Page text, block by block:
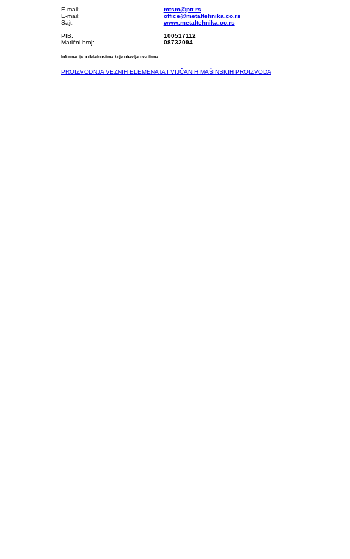
E-mail:
mtsm@ptt.rs
E-mail:
office@metaltehnika.co.rs
Sajt:
www.metaltehnika.co.rs
PIB:
100517112
Matični broj:
08732094
Informacije o delatnostima koje obavlja ova firma:
PROIZVODNJA VEZNIH ELEMENATA I VIJČANIH MAŠINSKIH PROIZVODA